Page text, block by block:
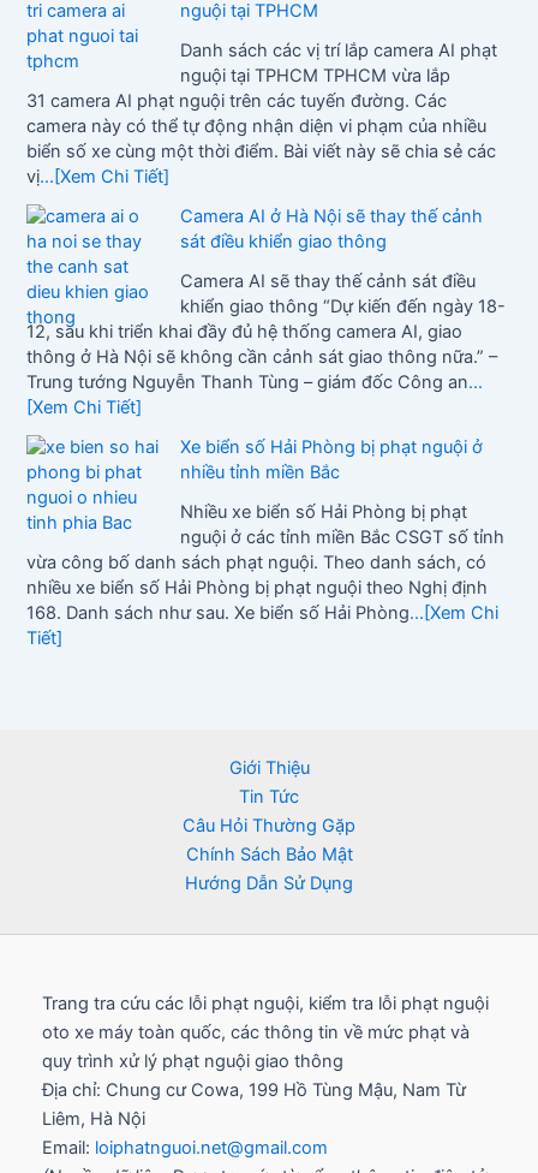
nguội tại TPHCM
Danh sách các vị trí lắp camera AI phạt
nguội tại TPHCM TPHCM vừa lắp
31 camera AI phạt nguội trên các tuyến đường. Các
camera này có thể tự động nhận diện vi phạm của nhiều
biển số xe cùng một thời điểm. Bài viết này sẽ chia sẻ các
vị...[Xem Chi Tiết]
Camera AI ở Hà Nội sẽ thay thế cảnh
sát điều khiển giao thông
Camera AI sẽ thay thế cảnh sát điều
khiển giao thông “Dự kiến đến ngày 18-
12, sau khi triển khai đầy đủ hệ thống camera AI, giao
thông ở Hà Nội sẽ không cần cảnh sát giao thông nữa.” –
Trung tướng Nguyễn Thanh Tùng – giám đốc Công an...
[Xem Chi Tiết]
Xe biển số Hải Phòng bị phạt nguội ở
nhiều tỉnh miền Bắc
Nhiều xe biển số Hải Phòng bị phạt
nguội ở các tỉnh miền Bắc CSGT số tỉnh
vừa công bố danh sách phạt nguội. Theo danh sách, có
nhiều xe biển số Hải Phòng bị phạt nguội theo Nghị định
168. Danh sách như sau. Xe biển số Hải Phòng...[Xem Chi
Tiết]
Giới Thiệu
Tin Tức
Câu Hỏi Thường Gặp
Chính Sách Bảo Mật
Hướng Dẫn Sử Dụng
Trang tra cứu các lỗi phạt nguội, kiểm tra lỗi phạt nguội
oto xe máy toàn quốc, các thông tin về mức phạt và
quy trình xử lý phạt nguội giao thông
Địa chỉ: Chung cư Cowa, 199 Hồ Tùng Mậu, Nam Từ
Liêm, Hà Nội
Email: loiphatnguoi.net@gmail.com